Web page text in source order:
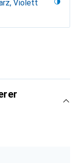
Violett